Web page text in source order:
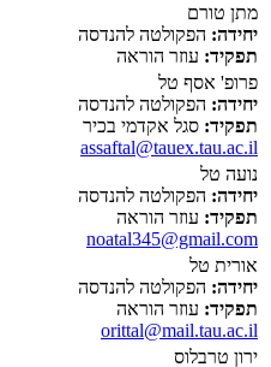
מתן טורם
יחידה: הפקולטה להנדסה
תפקיד: עוזר הוראה
פרופ' אסף טל
יחידה: הפקולטה להנדסה
תפקיד: סגל אקדמי בכיר
assaftal@tauex.tau.ac.il
נועה טל
יחידה: הפקולטה להנדסה
תפקיד: עוזר הוראה
noatal345@gmail.com
אורית טל
יחידה: הפקולטה להנדסה
תפקיד: עוזר הוראה
orittal@mail.tau.ac.il
ירון טרבלוס